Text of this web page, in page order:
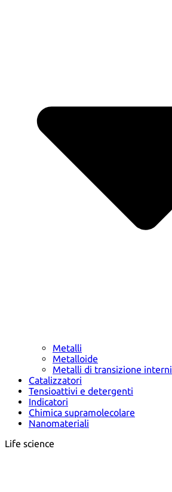
Metalli
Metalloide
Metalli di transizione interni
Catalizzatori
Tensioattivi e detergenti
Indicatori
Chimica supramolecolare
Nanomateriali
Life science